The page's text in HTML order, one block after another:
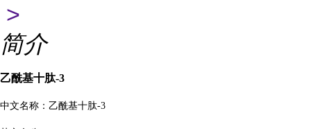
>
简介
乙酰基十肽-3
中文名称：乙酰基十肽-3